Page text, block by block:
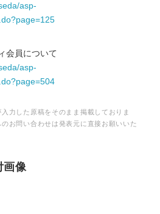
asp-
会員について
asp-
力した原稿をそのまま掲載しておりま
お問い合わせは発表元に直接お願いいた
画像